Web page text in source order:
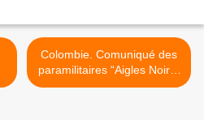
Colombie. Comuniqué des
paramilitaires “Aigles Noirs”
>